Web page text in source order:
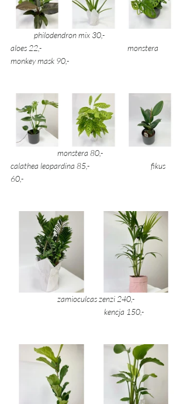
philodendron mix 30,-
aloes 22,- 				monstera
monkey mask 90,-
calathea leopardina 85,- 		           	fikus
60,-
zamioculcas zenzi 240,-
	            	kencja 150,-